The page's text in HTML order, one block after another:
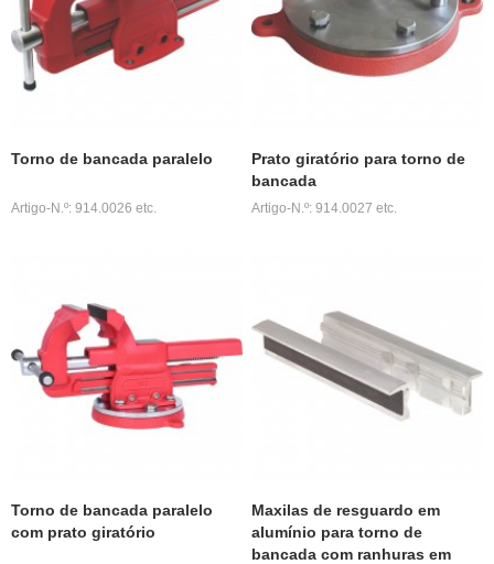
Torno de bancada paralelo
Artigo-N.º: 914.0026 etc.
Prato giratório para torno de
bancada
Artigo-N.º: 914.0027 etc.
Torno de bancada paralelo
com prato giratório
Maxilas de resguardo em
alumínio para torno de
bancada com ranhuras em